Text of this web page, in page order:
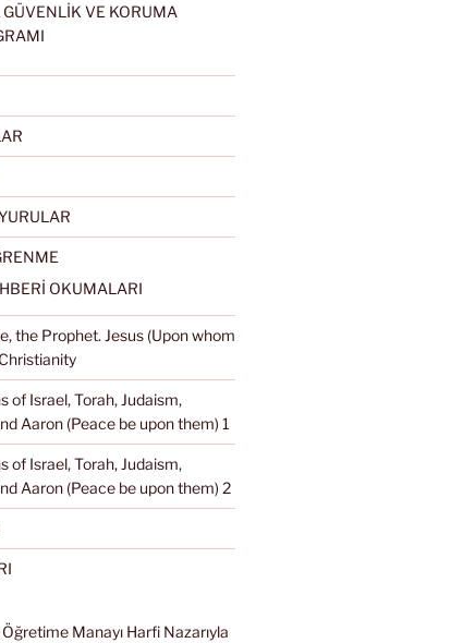
GÜVENLİK VE KORUMA
OKUMALARI
the Prophet. Jesus (Upon whom
of Israel, Torah, Judaism,
Aaron (Peace be upon them) 1
of Israel, Torah, Judaism,
Aaron (Peace be upon them) 2
Manayı Harfi Nazarıyla